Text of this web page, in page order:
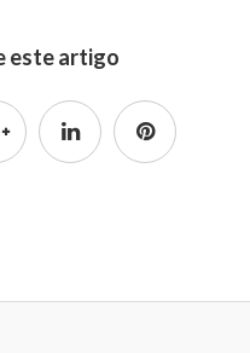
este artigo